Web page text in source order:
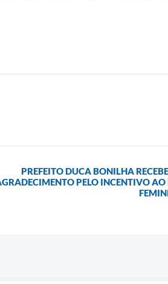
PREFEITO DUCA BONILHA
PELO INCENTIVO AO